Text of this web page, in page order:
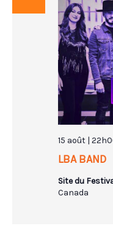
LBA BAND
15 août |
Site du
Canada